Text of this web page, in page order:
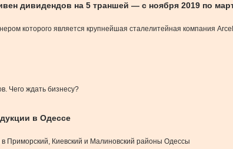
дивидендов на 5 траншей — c ноября 2019 по
которого является крупнейшая сталелитейная компания
Чего ждать бизнесу?
в Одессе
Приморский, Киевский и Малиновский районы Одессы